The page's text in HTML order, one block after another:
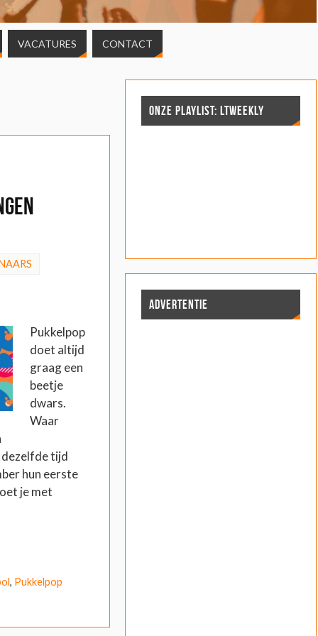
VACATURES CONTACT
Pukkelpop
doet altijd
graag een
beetje
dwars.
Waar
dezelfde tijd
hun eerste
je met
, Pukkelpop
ONZE PLAYLIST: LTWEEKLY
ADVERTENTIE